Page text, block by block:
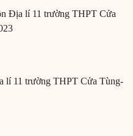
Địa lí 11 trường THPT Cửa
lí 11 trường THPT Cửa Tùng-